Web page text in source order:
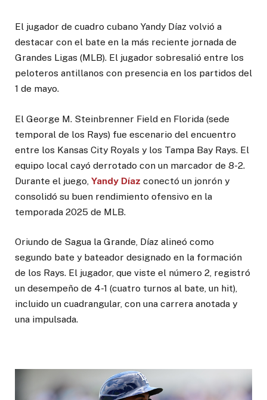
El jugador de cuadro cubano Yandy Díaz volvió a
destacar con el bate en la más reciente jornada de
Grandes Ligas (MLB). El jugador sobresalió entre los
peloteros antillanos con presencia en los partidos del
1 de mayo.
El George M. Steinbrenner Field en Florida (sede
temporal de los Rays) fue escenario del encuentro
entre los Kansas City Royals y los Tampa Bay Rays. El
equipo local cayó derrotado con un marcador de 8-2.
Durante el juego, Yandy Díaz conectó un jonrón y
consolidó su buen rendimiento ofensivo en la
temporada 2025 de MLB.
Oriundo de Sagua la Grande, Díaz alineó como
segundo bate y bateador designado en la formación
de los Rays. El jugador, que viste el número 2, registró
un desempeño de 4-1 (cuatro turnos al bate, un hit),
incluido un cuadrangular, con una carrera anotada y
una impulsada.